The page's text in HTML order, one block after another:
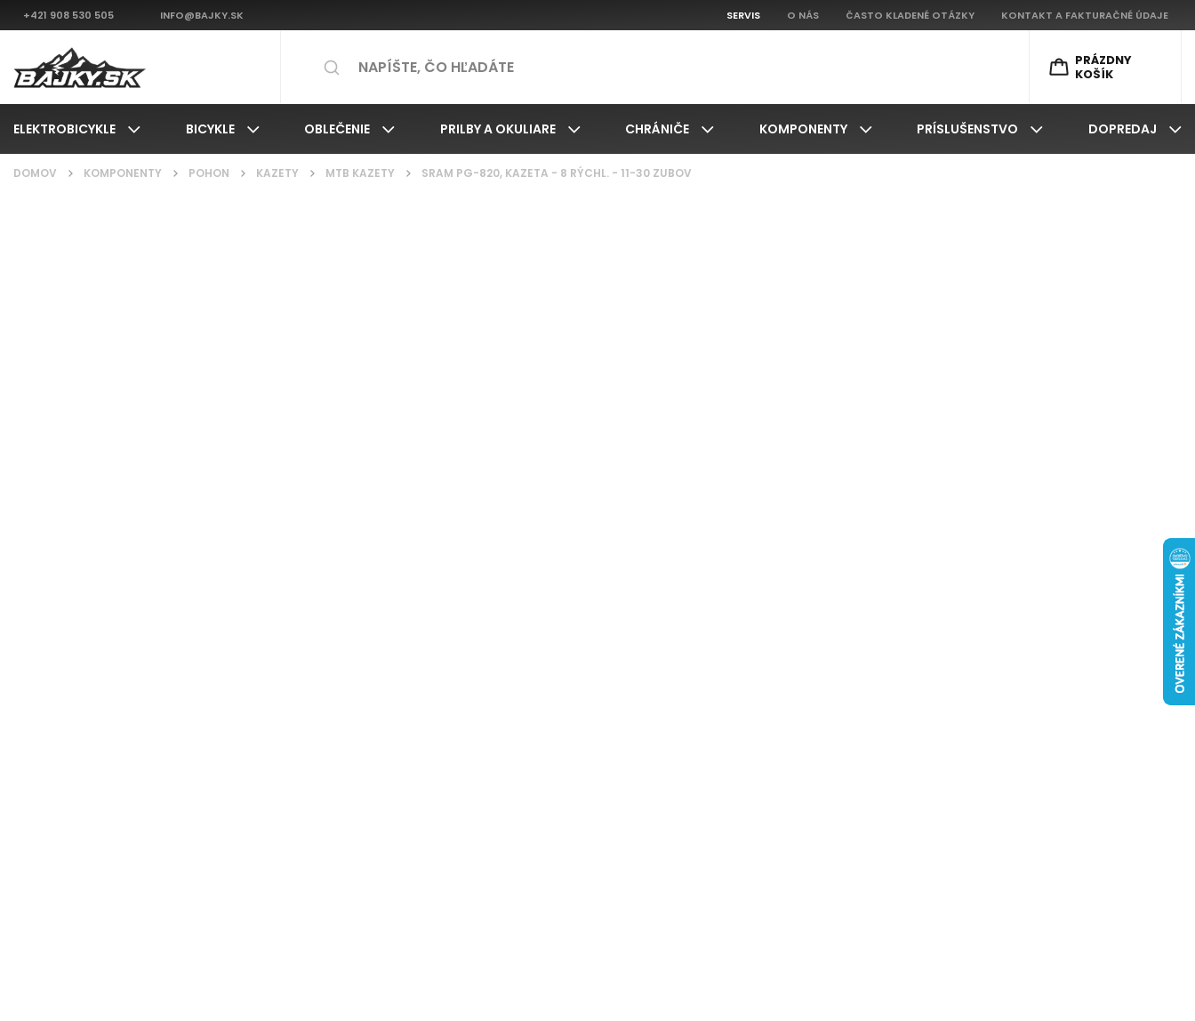
+421 908 530 505 INFO@BAJKY.SK SERVIS O NÁS ČASTO KLADENÉ OTÁZKY KONTAKT A FAKTURAČNÉ ÚDAJE
PRÁZDNY
KOŠÍK
ELEKTROBICYKLE BICYKLE OBLEČENIE PRILBY A OKULIARE CHRÁNIČE KOMPONENTY PRÍSLUŠENSTVO DOPREDAJ
DOMOV / KOMPONENTY / POHON / KAZETY / MTB KAZETY / SRAM PG-820, KAZETA - 8 RÝCHL. - 11-30 ZUBOV